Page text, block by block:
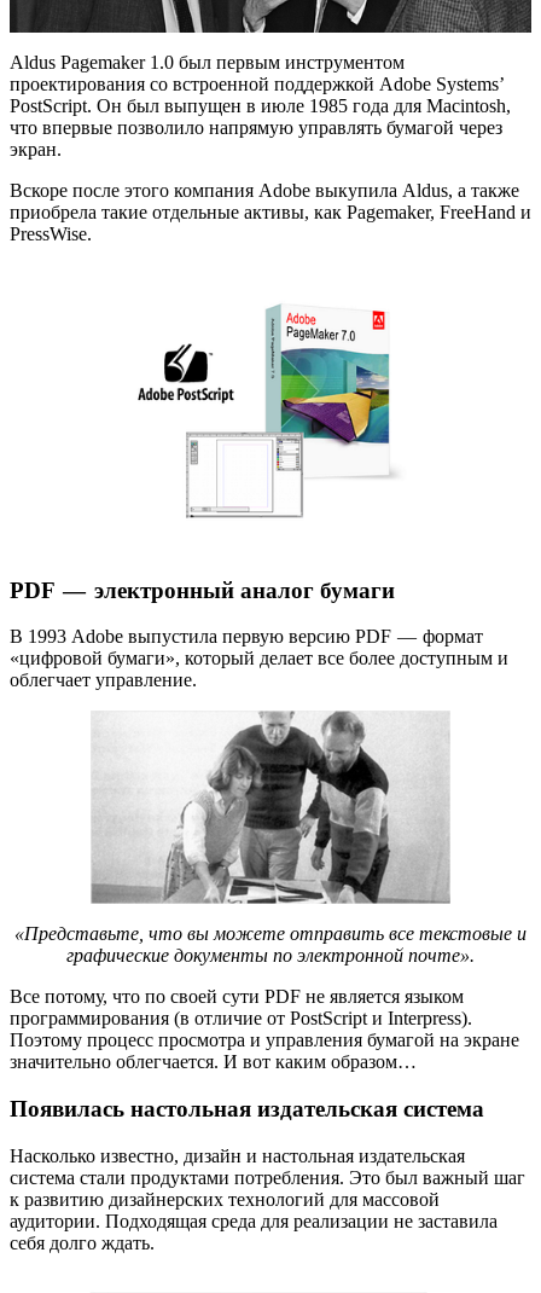
Aldus Pagemaker 1.0 был первым инструментом
проектирования со встроенной поддержкой Adobe Systems’
PostScript. Он был выпущен в июле 1985 года для Macintosh,
что впервые позволило напрямую управлять бумагой через
экран.
Вскоре после этого компания Adobe выкупила Aldus, а также
приобрела такие отдельные активы, как Pagemaker, FreeHand и
PressWise.
PDF — электронный аналог бумаги
В 1993 Adobe выпустила первую версию PDF — формат
«цифровой бумаги», который делает все более доступным и
облегчает управление.
«Представьте, что вы можете отправить все текстовые и
графические документы по электронной почте».
Все потому, что по своей сути PDF не является языком
программирования (в отличие от PostScript и Interpress).
Поэтому процесс просмотра и управления бумагой на экране
значительно облегчается. И вот каким образом…
Появилась настольная издательская система
Насколько известно, дизайн и настольная издательская
система стали продуктами потребления. Это был важный шаг
к развитию дизайнерских технологий для массовой
аудитории. Подходящая среда для реализации не заставила
себя долго ждать.